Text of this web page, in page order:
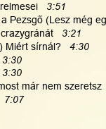
3:51
a Pezsgő (Lesz még
3:21
Miért sírnál? 4:30
3:30
3:30
már nem
7:07